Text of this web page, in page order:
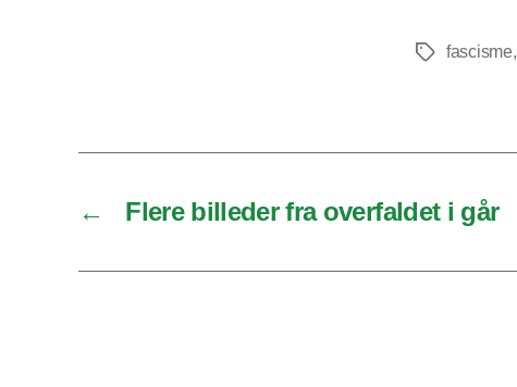
Tagsfascisme,
← Flere billeder fra overfaldet i går